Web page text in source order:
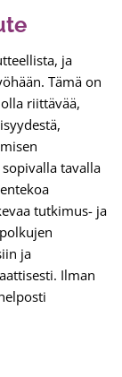
ja
Tämä on
riittävää,
tavalla
tutkimus- ja
ja
Ilman